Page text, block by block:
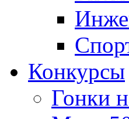
Конкурсы
Гонки